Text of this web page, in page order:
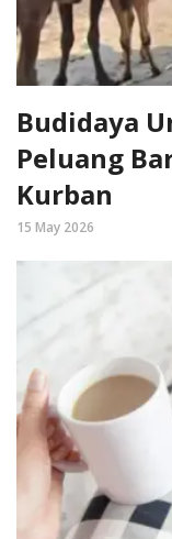
Budidaya
Peluang
Kurban
15 May 2026